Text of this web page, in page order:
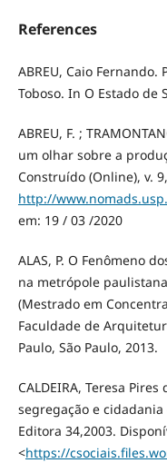
References
ABREU, Caio
Toboso. In O Estado de
ABREU, F. ;
um olhar sobre a
Construído (Online), v.
http://
em: 19 / 03 /2020
ALAS, P. O Fenômeno
na metrópole
(Mestrado em
Faculdade de
Paulo, São Paulo, 2013.
CALDEIRA, Teresa
segregação e cidadania
Editora 34,2003.
<https://